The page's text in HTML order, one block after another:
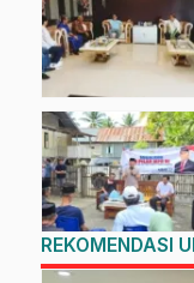
REKOMENDASI